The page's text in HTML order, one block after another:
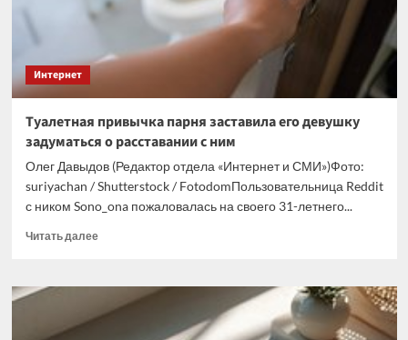
из
неожиданного
Интернет
Туалетная привычка парня заставила его девушку
задуматься о расставании с ним
Олег Давыдов (Редактор отдела «Интернет и СМИ»)Фото:
suriyachan / Shutterstock / FotodomПользовательница Reddit
с ником Sono_ona пожаловалась на своего 31-летнего...
Читать далееПрочитать
Туалетная
привычка
парня